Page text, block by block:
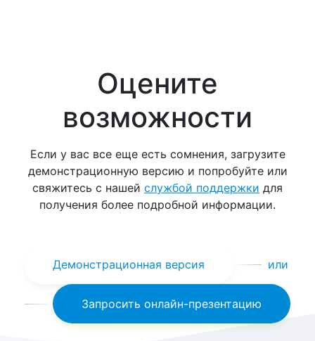
Оцените
возможности
Если у вас все еще есть сомнения, загрузите
демонстрационную версию и попробуйте или
свяжитесь с нашей службой поддержки для
получения более подробной информации.
Демонстрационная версия или
Запросить онлайн-презентацию